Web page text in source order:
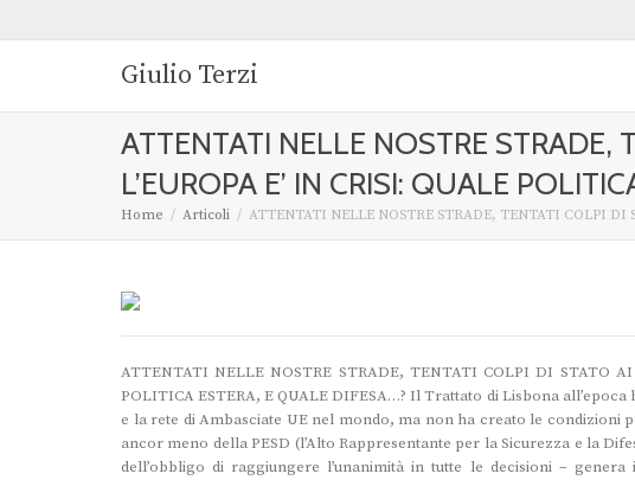
Giulio Terzi
ATTENTATI NELLE NOSTRE STRADE,
L’EUROPA E’ IN CRISI: QUALE
Home Articoli ATTENTATI NELLE NOSTRE STRADE, TENTATI COLPI DI
ATTENTATI NELLE NOSTRE STRADE, TENTATI COLPI DI STATO
POLITICA ESTERA, E QUALE DIFESA…? Il Trattato di Lisbona
e la rete di Ambasciate UE nel mondo, ma non ha creato le
ancor meno della PESD (l’Alto Rappresentante per la Sicurezza e la
dell’obbligo di raggiungere l’unanimità in tutte le decisioni –